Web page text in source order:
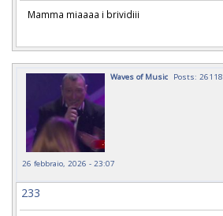
Mamma miaaaa i brividiii
Waves of Music Posts: 26118
26 febbraio, 2026 - 23:07
233